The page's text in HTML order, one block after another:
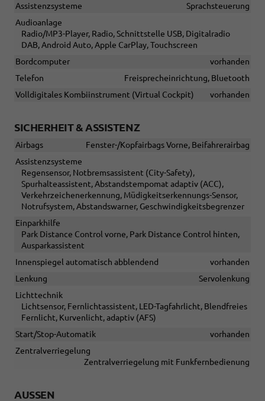
Assistenzsysteme
Sprachsteuerung
Audioanlage
Radio/MP3-Player, Radio, Schnittstelle USB, Digitalradio
DAB, Android Auto, Apple CarPlay, Touchscreen
Bordcomputer
vorhanden
Telefon
Freisprecheinrichtung, Bluetooth
Volldigitales Kombiinstrument (Virtual Cockpit)
vorhanden
SICHERHEIT & ASSISTENZ
Airbags
Fenster-/Kopfairbags Vorne, Beifahrerairbag
Assistenzsysteme
Regensensor, Notbremsassistent (City-Safety),
Spurhalteassistent, Abstandstempomat adaptiv (ACC),
Verkehrzeichenerkennung, Müdigkeitserkennungs-Sensor,
Notrufsystem, Abstandswarner, Geschwindigkeitsbegrenzer
Einparkhilfe
Park Distance Control vorne, Park Distance Control hinten,
Ausparkassistent
Innenspiegel automatisch abblendend
vorhanden
Lenkung
Servolenkung
Lichttechnik
Lichtsensor, Fernlichtassistent, LED-Tagfahrlicht, Blendfreies
Fernlicht, Kurvenlicht, adaptiv (AFS)
Start/Stop-Automatik
vorhanden
Zentralverriegelung
Zentralverriegelung mit Funkfernbedienung
AUSSEN